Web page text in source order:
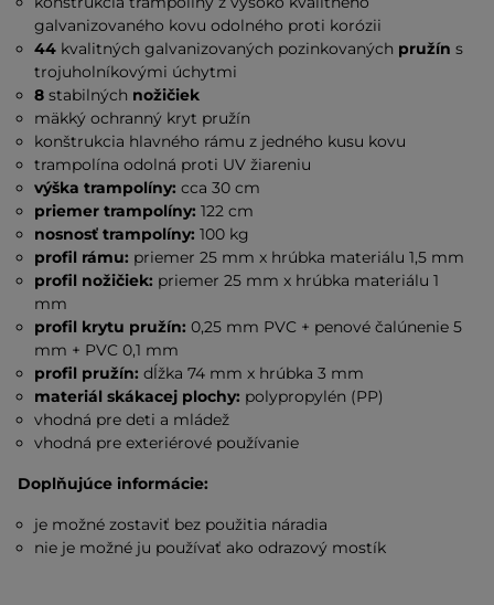
galvanizovaného kovu odolného proti korózii
44 kvalitných galvanizovaných pozinkovaných pružín s
trojuholníkovými úchytmi
8 stabilných nožičiek
mäkký ochranný kryt pružín
konštrukcia hlavného rámu z jedného kusu kovu
trampolína odolná proti UV žiareniu
výška trampolíny: cca 30 cm
priemer trampolíny: 122 cm
nosnosť trampolíny: 100 kg
profil rámu: priemer 25 mm x hrúbka materiálu 1,5 mm
profil nožičiek: priemer 25 mm x hrúbka materiálu 1
mm
profil krytu pružín: 0,25 mm PVC + penové čalúnenie 5
mm + PVC 0,1 mm
profil pružín: dĺžka 74 mm x hrúbka 3 mm
materiál skákacej plochy: polypropylén (PP)
vhodná pre deti a mládež
vhodná pre exteriérové používanie
Doplňujúce informácie:
je možné zostaviť bez použitia náradia
nie je možné ju používať ako odrazový mostík